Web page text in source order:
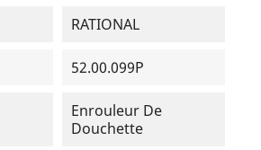
RATIONAL
52.00.099P
Enrouleur De
Douchette